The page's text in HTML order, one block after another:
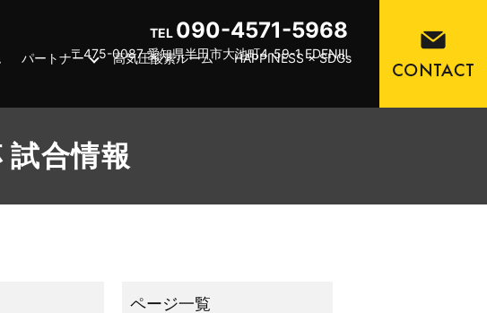
パートナー 高気圧酸素ルーム
HAPPINESS × SDGs
TEL 090-4571-5968
〒475-0087 愛知県半田市大池町4-59-1 EDENⅢ
合情報